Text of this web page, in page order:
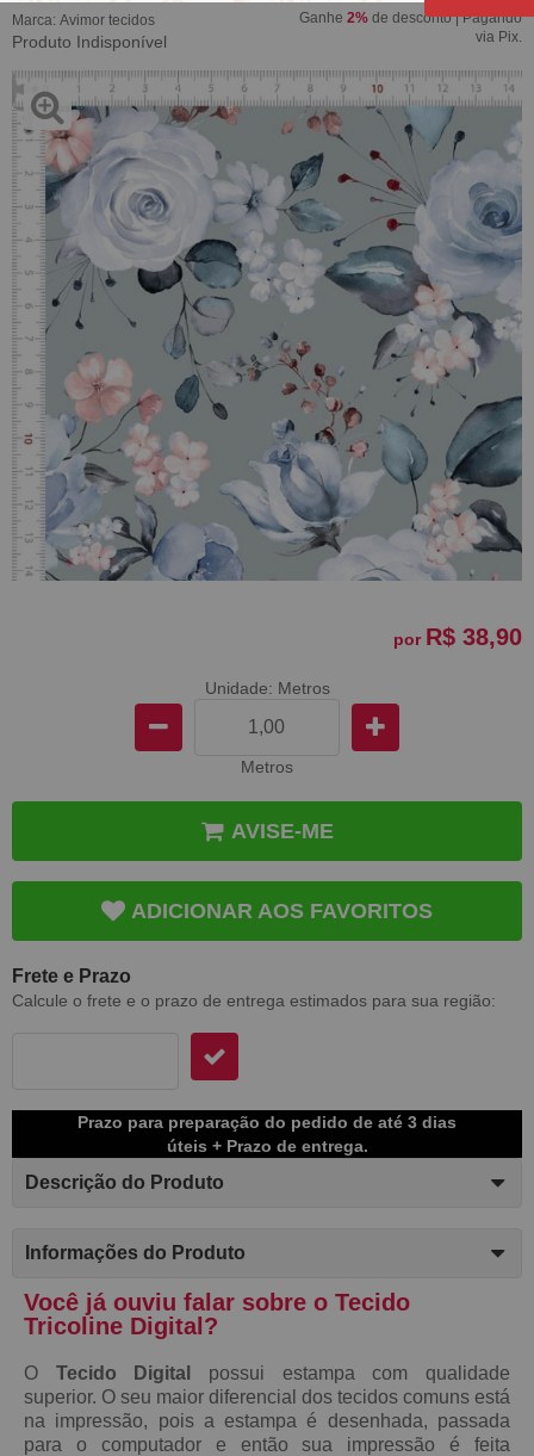
Marca: Avimor tecidos
Produto Indisponível
Ganhe 2% de desconto | Pagando
via Pix.
por R$ 38,90
Unidade: Metros
Metros
AVISE-ME
ADICIONAR AOS FAVORITOS
Frete e Prazo
Calcule o frete e o prazo de entrega estimados para sua região:
Prazo para preparação do pedido de até 3 dias
úteis + Prazo de entrega.
Descrição do Produto
Informações do Produto
Você já ouviu falar sobre o Tecido
Tricoline Digital?
O Tecido Digital possui estampa com qualidade
superior. O seu maior diferencial dos tecidos comuns está
na impressão, pois a estampa é desenhada, passada
para o computador e então sua impressão é feita